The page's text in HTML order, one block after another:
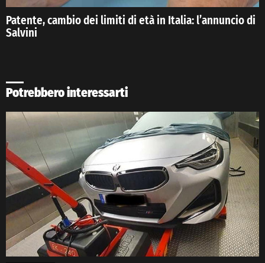
Patente, cambio dei limiti di età in Italia: l’annuncio di
Salvini
Potrebbero interessarti